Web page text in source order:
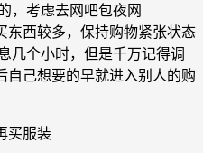
，考虑去网吧包夜网
西较多，保持购物紧张状态
几个小时，但是千万记得调
自己想要的早就进入别人的购
买服装